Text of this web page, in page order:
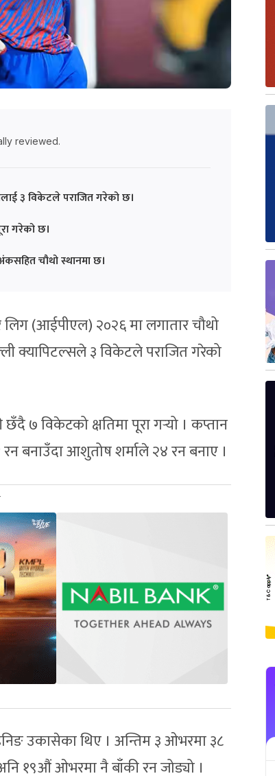
reviewed.
३ विकेटले पराजित गरेको छ।
गरेको छ।
चौथो स्थानमा छ।
लिग (आईपीएल) २०२६ मा लगातार चौथो
क्यापिटल्सले ३ विकेटले पराजित गरेको
७ विकेटको क्षतिमा पूरा गर्‍यो । कप्तान
बनाउँदा आशुतोष शर्माले २४ रन बनाए ।
उकासेका थिए । अन्तिम ३ ओभरमा ३८
१९औं ओभरमा नै बाँकी रन जोड्यो ।